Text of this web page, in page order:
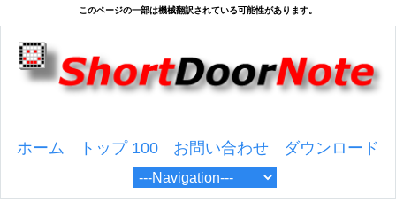
ホーム トップ 100 お問い合わせ ダウンロード